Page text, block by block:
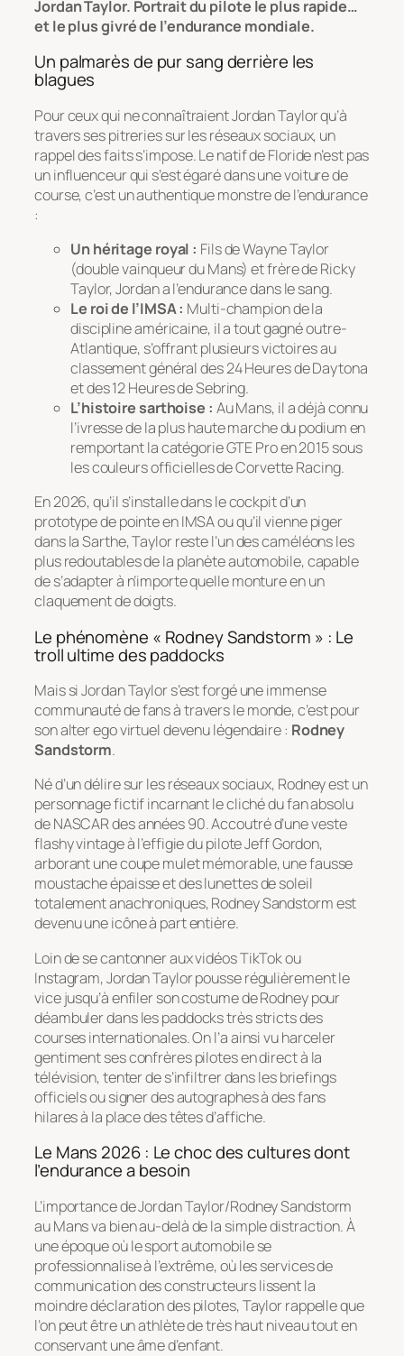
Jordan Taylor. Portrait du pilote le plus rapide…
et le plus givré de l’endurance mondiale.
Un palmarès de pur sang derrière les
blagues
Pour ceux qui ne connaîtraient Jordan Taylor qu’à
travers ses pitreries sur les réseaux sociaux, un
rappel des faits s’impose. Le natif de Floride n’est pas
un influenceur qui s’est égaré dans une voiture de
course, c’est un authentique monstre de l’endurance
:
Un héritage royal : Fils de Wayne Taylor
(double vainqueur du Mans) et frère de Ricky
Taylor, Jordan a l’endurance dans le sang.
Le roi de l’IMSA : Multi-champion de la
discipline américaine, il a tout gagné outre-
Atlantique, s’offrant plusieurs victoires au
classement général des 24 Heures de Daytona
et des 12 Heures de Sebring.
L’histoire sarthoise : Au Mans, il a déjà connu
l’ivresse de la plus haute marche du podium en
remportant la catégorie GTE Pro en 2015 sous
les couleurs officielles de Corvette Racing.
En 2026, qu’il s’installe dans le cockpit d’un
prototype de pointe en IMSA ou qu’il vienne piger
dans la Sarthe, Taylor reste l’un des caméléons les
plus redoutables de la planète automobile, capable
de s’adapter à n’importe quelle monture en un
claquement de doigts.
Le phénomène « Rodney Sandstorm » : Le
troll ultime des paddocks
Mais si Jordan Taylor s’est forgé une immense
communauté de fans à travers le monde, c’est pour
son alter ego virtuel devenu légendaire : Rodney
Sandstorm.
Né d’un délire sur les réseaux sociaux, Rodney est un
personnage fictif incarnant le cliché du fan absolu
de NASCAR des années 90. Accoutré d’une veste
flashy vintage à l’effigie du pilote Jeff Gordon,
arborant une coupe mulet mémorable, une fausse
moustache épaisse et des lunettes de soleil
totalement anachroniques, Rodney Sandstorm est
devenu une icône à part entière.
Loin de se cantonner aux vidéos TikTok ou
Instagram, Jordan Taylor pousse régulièrement le
vice jusqu’à enfiler son costume de Rodney pour
déambuler dans les paddocks très stricts des
courses internationales. On l’a ainsi vu harceler
gentiment ses confrères pilotes en direct à la
télévision, tenter de s’infiltrer dans les briefings
officiels ou signer des autographes à des fans
hilares à la place des têtes d’affiche.
Le Mans 2026 : Le choc des cultures dont
l’endurance a besoin
L’importance de Jordan Taylor/Rodney Sandstorm
au Mans va bien au-delà de la simple distraction. À
une époque où le sport automobile se
professionnalise à l’extrême, où les services de
communication des constructeurs lissent la
moindre déclaration des pilotes, Taylor rappelle que
l’on peut être un athlète de très haut niveau tout en
conservant une âme d’enfant.